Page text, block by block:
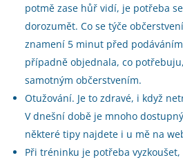
potmě zase hůř vidí, je potřeba
dorozumět. Co se týče
znamení 5 minut před
případně objednala, co
samotným občerstvením.
Otužování. Je to zdravé, i když
V dnešní době je mnoho
některé tipy najdete i u mě na
Při tréninku je potřeba